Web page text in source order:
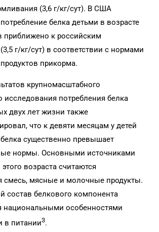
(3,6 г/кг/сут). В США
белка детьми в возрасте
приближено к российским
г/кг/сут) в соответствии с нормами
прикорма.
крупномасштабного
исследования потребления белка
двух лет жизни также
что к девяти месяцам у детей
существенно превышает
нормы. Основными источниками
этого возраста считаются
смесь, мясные и молочные продукты.
состав белкового компонента
национальными особенностями
в питании3.